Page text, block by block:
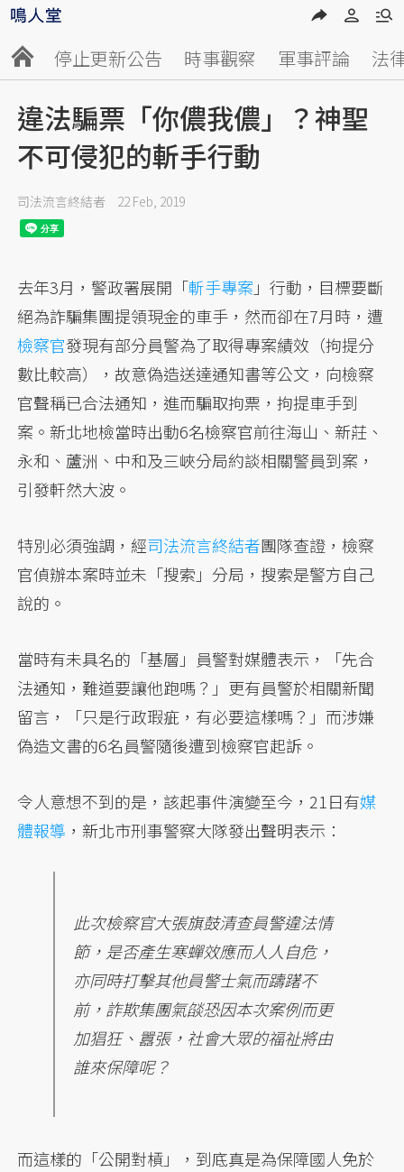
停止更新公告 時事觀察 軍事評論 法
違法騙票「你儂我儂」？神聖
不可侵犯的斬手行動
司法流言終結者 22 Feb, 2019
去年3月，警政署展開「斬手專案 」行動，目標要斷
絕為詐騙集團提領現金的車手，然而卻在7月時，遭
檢察官發現有部分員警為了取得專案績效（拘提分
數比較高），故意偽造送達通知書等公文，向檢察
官聲稱已合法通知，進而騙取拘票，拘提車手到
案。新北地檢當時出動6名檢察官前往海山、新莊、
永和、蘆洲、中和及三峽分局約談相關警員到案，
引發軒然大波。
特別必須強調，經司法流言終結者團隊查證，檢察
官偵辦本案時並未「搜索」分局，搜索是警方自己
說的。
當時有未具名的「基層」員警對媒體表示，「先合
法通知，難道要讓他跑嗎？」更有員警於相關新聞
留言，「只是行政瑕疵，有必要這樣嗎？」而涉嫌
偽造文書的6名員警隨後遭到檢察官起訴。
令人意想不到的是，該起事件演變至今，21日有媒
體報導 ，新北市刑事警察大隊發出聲明表示：
此次檢察官大張旗鼓清查員警違法情
節，是否產生寒蟬效應而人人自危，
亦同時打擊其他員警士氣而躊躇不
前，詐欺集團氣燄恐因本次案例而更
加猖狂、囂張，社會大眾的福祉將由
誰來保障呢？
而這樣的「公開對槓」，到底真是為保障國人免於